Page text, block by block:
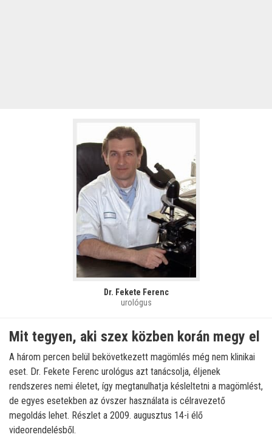
Dr. Fekete Ferenc
urológus
Mit tegyen, aki szex közben korán megy el
A három percen belül bekövetkezett magömlés még nem klinikai
eset. Dr. Fekete Ferenc urológus azt tanácsolja, éljenek
rendszeres nemi életet, így megtanulhatja késleltetni a magömlést,
de egyes esetekben az óvszer használata is célravezető
megoldás lehet. Részlet a 2009. augusztus 14-i élő
videorendelésből.